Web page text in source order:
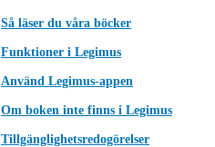
Så läser du våra böcker
Funktioner i Legimus
Använd Legimus-appen
Om boken inte finns i Legimus
Tillgänglighetsredogörelser